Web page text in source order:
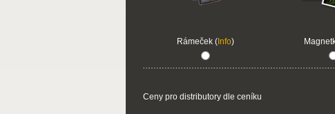
Rámeček (Info)
Ceny pro distributory dle ceníku